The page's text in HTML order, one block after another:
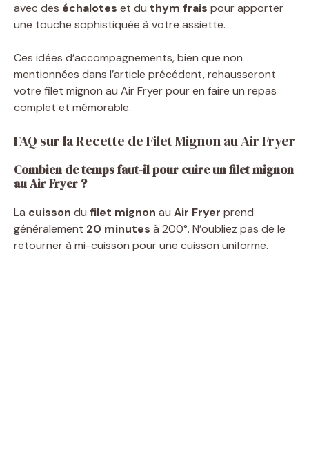
avec des échalotes et du thym frais pour apporter
une touche sophistiquée à votre assiette.
Ces idées d’accompagnements, bien que non
mentionnées dans l’article précédent, rehausseront
votre filet mignon au Air Fryer pour en faire un repas
complet et mémorable.
FAQ sur la Recette de Filet Mignon au Air Fryer
Combien de temps faut-il pour cuire un filet mignon
au Air Fryer ?
La cuisson du filet mignon au Air Fryer prend
généralement 20 minutes à 200°. N’oubliez pas de le
retourner à mi-cuisson pour une cuisson uniforme.